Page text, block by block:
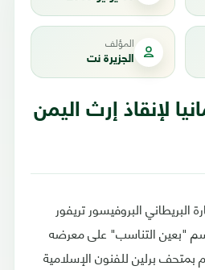
المؤلف
الجزيرة نت
لإنقاذ إرث اليمن
البريطاني البروفيسور تريفور
"بعين التناسب" على معرضه
بمتحف برلين للفنون الإسلامية